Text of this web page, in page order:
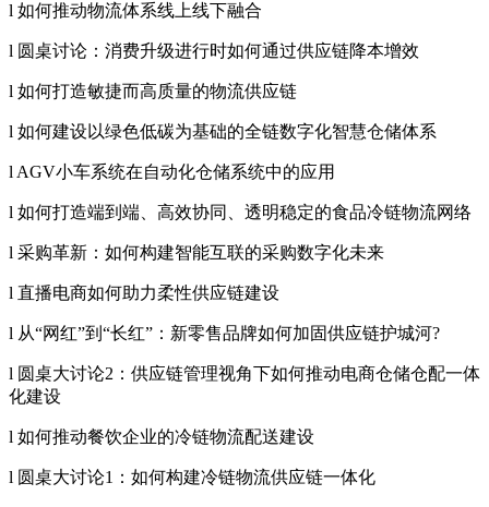
l 如何推动物流体系线上线下融合
l 圆桌讨论：消费升级进行时如何通过供应链降本增效
l 如何打造敏捷而高质量的物流供应链
l 如何建设以绿色低碳为基础的全链数字化智慧仓储体系
l AGV小车系统在自动化仓储系统中的应用
l 如何打造端到端、高效协同、透明稳定的食品冷链物流网络
l 采购革新：如何构建智能互联的采购数字化未来
l 直播电商如何助力柔性供应链建设
l 从“网红”到“长红”：新零售品牌如何加固供应链护城河?
l 圆桌大讨论2：供应链管理视角下如何推动电商仓储仓配一体
化建设
l 如何推动餐饮企业的冷链物流配送建设
l 圆桌大讨论1：如何构建冷链物流供应链一体化